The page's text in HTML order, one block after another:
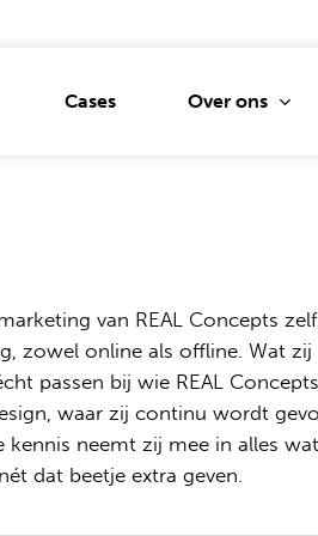
Beurzen en
evenementen
Gimmicks
Narrowcasting
SEA
Cases Over ons
van REAL Concepts
zowel online als offline. Wat zij
passen bij wie REAL
waar zij continu wordt
neemt zij mee in alles
dat beetje extra geven.